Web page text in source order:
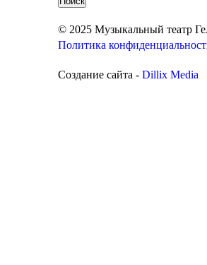
© 2025 Музыкальный театр
Политика
Создание сайта - Dillix Media